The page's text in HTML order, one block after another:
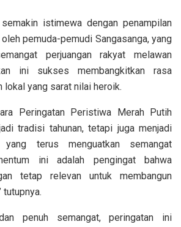
istimewa dengan penampilan
pemuda-pemudi Sangasanga, yang
perjuangan rakyat melawan
ini sukses membangkitkan rasa
lokal yang sarat nilai heroik.
Peringatan Peristiwa Merah Putih
tradisi tahunan, tetapi juga menjadi
terus menguatkan semangat
ini adalah pengingat bahwa
tetap relevan untuk membangun
tutupnya.
penuh semangat, peringatan ini